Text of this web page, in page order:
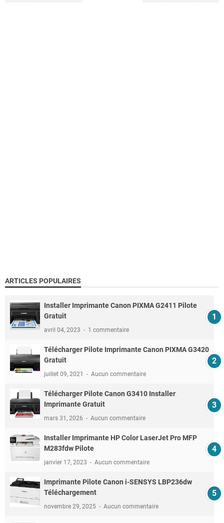
ARTICLES POPULAIRES
Installer Imprimante Canon PIXMA G2411 Pilote
Gratuit
avril 04, 2023 1 commentaire
Télécharger Pilote Imprimante Canon PIXMA G3420
Gratuit
juillet 09, 2021 Aucun commentaire
Télécharger Pilote Canon G3410 Installer
Imprimante Gratuit
mars 31, 2026 Aucun commentaire
Installer Imprimante HP Color LaserJet Pro MFP
M283fdw Pilote
janvier 17, 2023 Aucun commentaire
Imprimante Pilote Canon i-SENSYS LBP236dw
Téléchargement
novembre 29, 2025 Aucun commentaire